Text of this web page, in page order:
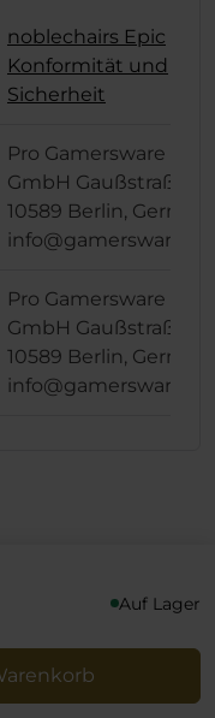
Auf Lager
noblechairs Epic
Konformität und
Sicherheit
Pro Gamersware
GmbH Gaußstraße 1,
10589 Berlin,
Pro Gamersware
GmbH Gaußstraße 1,
10589 Berlin,
Uhr